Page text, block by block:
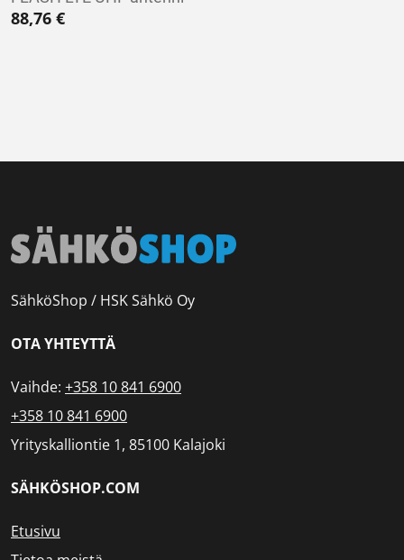
88,76 €
SähköShop / HSK Sähkö Oy
OTA YHTEYTTÄ
Vaihde: +358 10 841 6900
+358 10 841 6900
Yrityskalliontie 1, 85100 Kalajoki
SÄHKÖSHOP.COM
Etusivu